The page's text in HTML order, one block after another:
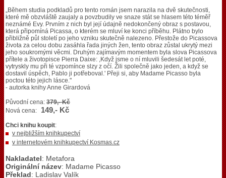
„Během studia podkladů pro tento román jsem narazila na dvě skutečnosti,
které mě obzvláště zaujaly a povzbudily ve snaze stát se hlasem této téměř
neznámé Evy. Prvním z nich byl její údajně nedokončený obraz s postavou,
která připomíná Picassa, o kterém se mluví ke konci příběhu. Plátno bylo
přibližně půl století po jeho vzniku skutečně nalezeno. Přestože do Picassova
života za celou dobu zasáhla řada jiných žen, tento obraz zůstal ukrytý mezi
jeho soukromými věcmi. Druhým zajímavým momentem byla slova Picassova
přítele a životopisce Pierra Daixe: ,Když jsme o ní mluvili šedesát let poté,
vytryskly mu při té vzpomínce slzy z očí. Žili společně jako jeden, a když se
dostavil úspěch, Pablo ji potřeboval.' Přeji si, aby Madame Picasso byla
poctou této jejich lásce."
- autorka knihy Anne Girardová
Původní cena: 379,- Kč
Nová cena:
149,- Kč
Chci knihu koupit:
v nejbližším knihkupectví
v internetovém knihkupectví Kosmas.cz
Nakladatel: Metafora
Originální název: Madame Picasso
Překlad: Ladislav Valík